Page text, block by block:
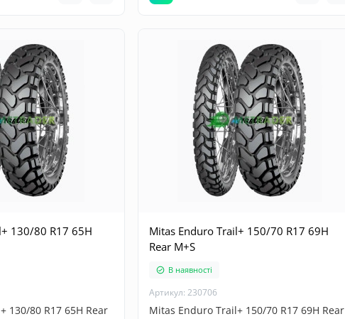
130/80 R17 65H
130/80 R17 65H Rear
Mitas Enduro Trail+ 150/70 R17 69H
Rear M+S
В наявності
Артикул: 230706
Mitas Enduro Trail+ 150/70 R17 69H Rear